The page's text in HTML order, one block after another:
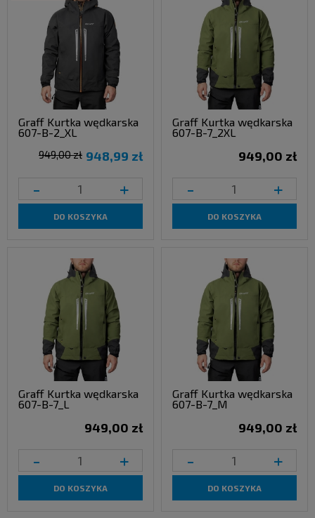
Graff Kurtka wędkarska
607-B-2_XL
948,99 zł
949,00 zł
- +
DO KOSZYKA
Graff Kurtka wędkarska
607-B-7_2XL
949,00 zł
- +
DO KOSZYKA
Graff Kurtka wędkarska
607-B-7_L
949,00 zł
- +
DO KOSZYKA
Graff Kurtka wędkarska
607-B-7_M
949,00 zł
- +
DO KOSZYKA